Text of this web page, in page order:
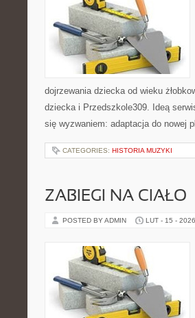
dojrzewania dziecka od wieku
dziecka i Przedszkole309. Ideą
się wyzwaniem: adaptacja do nowej
CATEGORIES: HISTORIA MUZYKI
ZABIEGI NA CIAŁO
POSTED BY ADMIN LUT - 15 - 2026